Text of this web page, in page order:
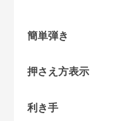
簡単弾き
押さえ方表示
利き手